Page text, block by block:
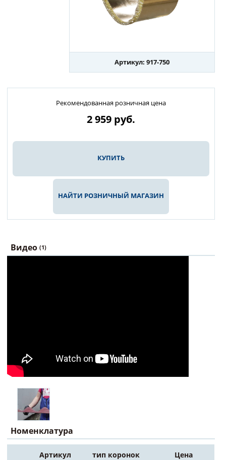
Артикул: 917-750
Рекомендованная розничная цена
2 959 руб.
КУПИТЬ
НАЙТИ РОЗНИЧНЫЙ МАГАЗИН
Видео (1)
Номенклатура
Артикул тип коронок Цена